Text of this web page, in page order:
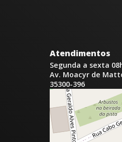
Atendimentos
Segunda a sexta
Av. Moacyr de
35300-396